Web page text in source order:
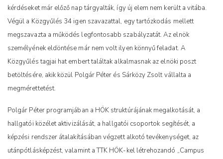
kérdéseket már előző nap tárgyalták, így új elem nem került a vitába.
Végül a Közgyűlés 34 igen szavazattal, egy tartózkodás mellett
megszavazta a működés legfontosabb szabályzatát. Az elnök
személyének eldöntése már nem volt ilyen könnyű feladat. A
Közgyűlés tagjai hat embert találtak alkalmasnak az elnöki poszt
betöltésére, akik közül Polgár Péter és Sárközy Zsolt vállalta a
megmérettetést.
Polgár Péter programjában a HÖK struktúrájának megalkotását, a
hallgatói közélet aktivizálását, a hallgatói csoportok segítését, a
képzési rendszer átalakításában végzett alkotó tevékenységet, az
utánpótlásképzést, valamint a TTK HÖK-kel létrehozandó „Campus